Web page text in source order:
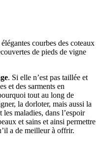
courbes des coteaux
de pieds de vigne
. Si elle n’est pas taillée et
et des sarments en
tout au long de
la dorloter, mais aussi la
maladies, dans l’espoir
et sains et ainsi permettre
a de meilleur à offrir.